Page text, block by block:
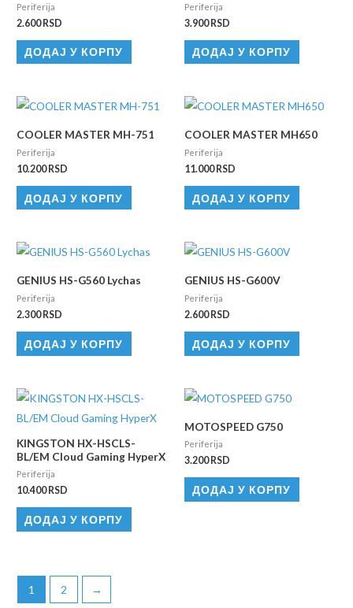
Periferija
2.600RSD
ДОДАЈ У КОРПУ
Periferija
3.900RSD
ДОДАЈ У КОРПУ
COOLER MASTER MH-751
Periferija
10.200 RSD
ДОДАЈ У КОРПУ
COOLER MASTER MH650
Periferija
11.000 RSD
ДОДАЈ У КОРПУ
GENIUS HS-G560 Lychas
Periferija
2.300 RSD
ДОДАЈ У КОРПУ
GENIUS HS-G600V
Periferija
2.600 RSD
ДОДАЈ У КОРПУ
KINGSTON HX-HSCLS-
BL/EM Cloud Gaming HyperX
Periferija
10.400 RSD
ДОДАЈ У КОРПУ
MOTOSPEED G750
Periferija
3.200 RSD
ДОДАЈ У КОРПУ
1 2 →